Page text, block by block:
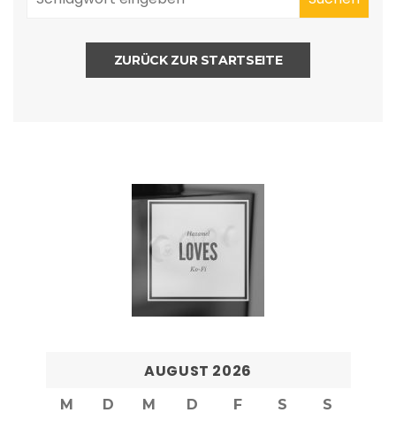
ZURÜCK ZUR STARTSEITE
AUGUST 2026
M D M D F S
S